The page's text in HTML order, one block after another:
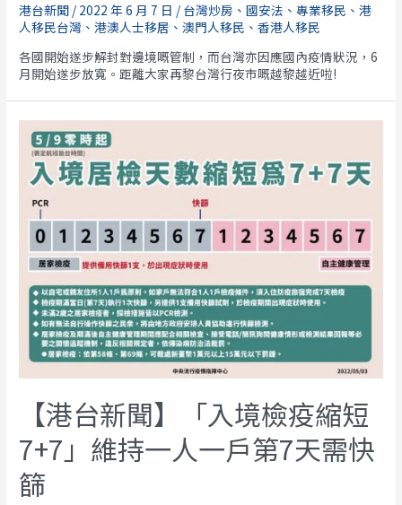
港台新聞 / 2022 年 6 月 7 日 / 台灣炒房 、國安法 、專業移民 、港
人移民台灣 、港澳人士移居 、澳門人移民 、香港人移民
各國開始遂步解封對邊境嘅管制，而台灣亦因應國內疫情狀況，6
月開始遂步放寬。距離大家再黎台灣行夜市嘅越黎越近啦!
【港台新聞】「入境檢疫縮短
7+7」維持一人一戶第7天需快
篩